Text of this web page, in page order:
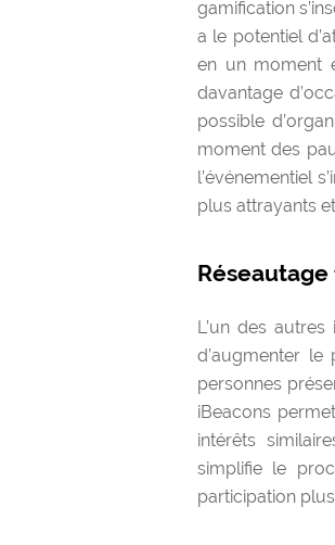
gamification
a le potentiel
en un moment
davantage
possible
moment des
l’événementiel
plus attrayants
L’un des autres
d’augmenter
personnes
iBeacons
intérêts
simplifie le
participation